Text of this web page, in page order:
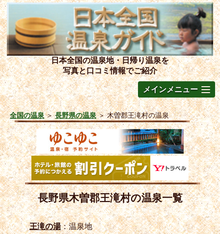
日本全国の温泉地・日帰り温泉を
写真と口コミ情報でご紹介
メインメニュー
全国の温泉＞長野県の温泉＞木曽郡王滝村の温泉
長野県木曽郡王滝村の温泉一覧
王滝の湯：温泉地